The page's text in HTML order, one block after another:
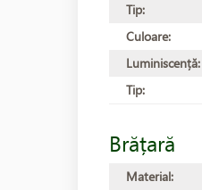
Tip:
Culoare:
Luminiscență:
Tip:
Brățară
Material: